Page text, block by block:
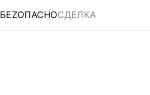
БЕZОПАСНОСДЕЛКА